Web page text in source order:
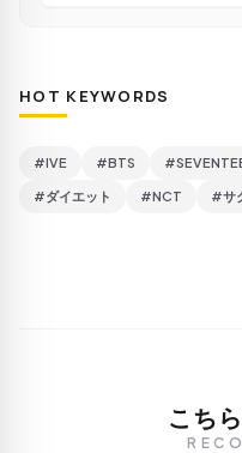
HOT KEYWORDS
#IVE #BTS
#ダイエット #NCT #サ
こち